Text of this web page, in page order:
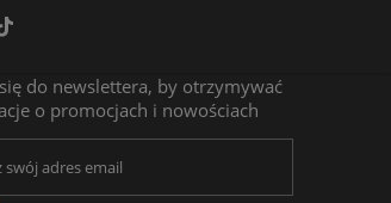
do newslettera, by otrzymywać
o promocjach i nowościach